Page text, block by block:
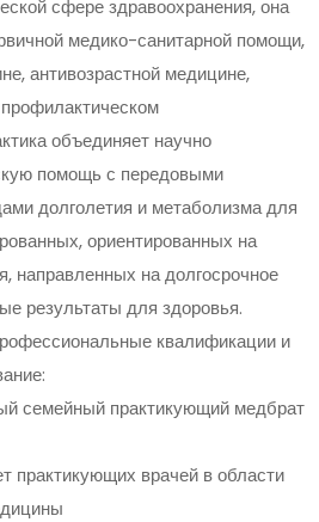
сфере здравоохранения, она
медико-санитарной помощи,
антивозрастной медицине,
объединяет научно
помощь с передовыми
долголетия и метаболизма для
ориентированных на
направленных на долгосрочное
результаты для здоровья.
квалификации и
семейный практикующий медбрат
практикующих врачей в области